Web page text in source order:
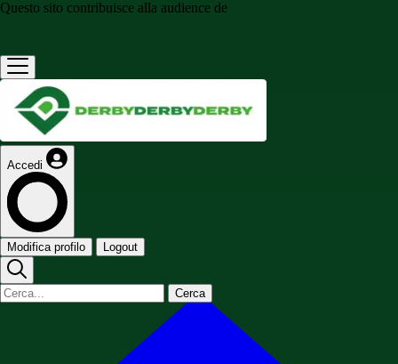
Questo sito contribuisce alla audience de
Accedi
Modifica profilo Logout
Cerca